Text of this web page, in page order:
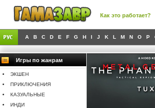
Как это работает?
A B C D E F G H I J K L M N O P
Игры по жанрам
ЭКШЕН
ПРИКЛЮЧЕНИЯ
КАЗУАЛЬНЫЕ
ИНДИ